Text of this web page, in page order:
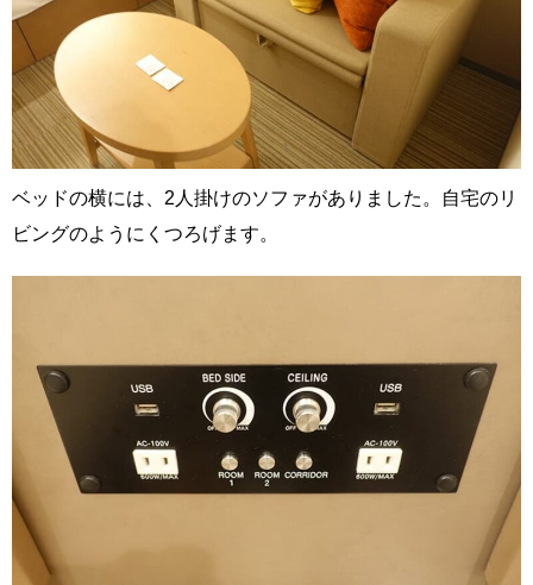
ベッドの横には、2人掛けのソファがありました。自宅のリ
ビングのようにくつろげます。